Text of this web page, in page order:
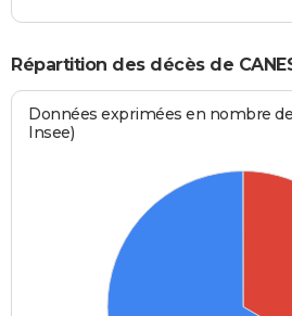
Répartition des décès de
Données exprimées en nombre
Insee)